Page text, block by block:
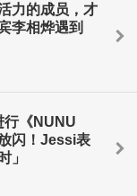
力的成员，才
李相烨遇到
行《NUNU
闪！Jessi表
」